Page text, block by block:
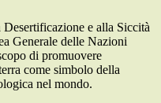
e alla Siccità
Generale delle Nazioni
di promuovere
come simbolo della
nel mondo.